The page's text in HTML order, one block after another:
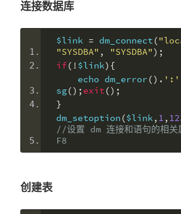
连接数据库
$link = dm_connect (
"SYSDBA" , "SYSDBA" );
if(! $link){
    echo dm_error
(). ':'
sg(); exit ();
}
dm_setoption ($link, 1 ,
//设置 dm 连接和语句的相关
F8
创建表